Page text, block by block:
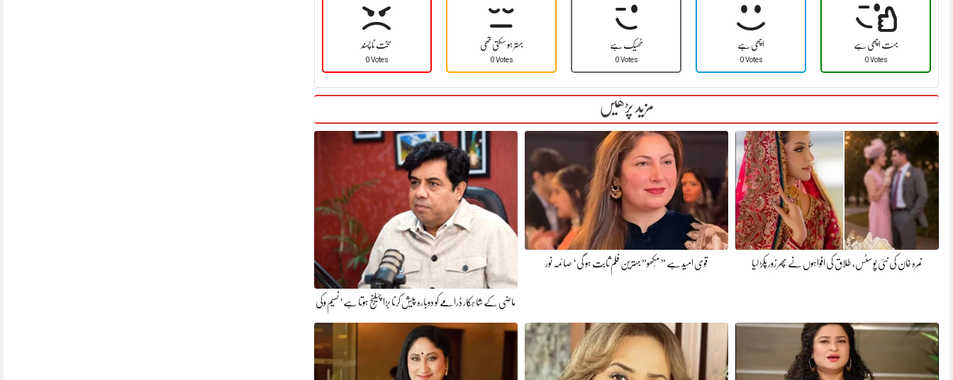
سخت نا پسند
0 Votes
بہتر ہو سکتی تھی
0 Votes
ٹھیک ہے
0 Votes
اچھی ہے
0 Votes
بہت اچھی ہے
0 Votes
مزید پڑھیں
نمرہ خان کی نئی پوسٹس، طلاق کی افواہوں نے پھر زور پکڑ لیا قوی امید ہے ” مُکھو” بہترین فلم ثابت ہو گی’ صائمہ نور
ماضی کے شاہکار ڈرامے کو دوبارہ پیش کرنا بڑا چیلنج ہوتا ہے’ نسیم وکی